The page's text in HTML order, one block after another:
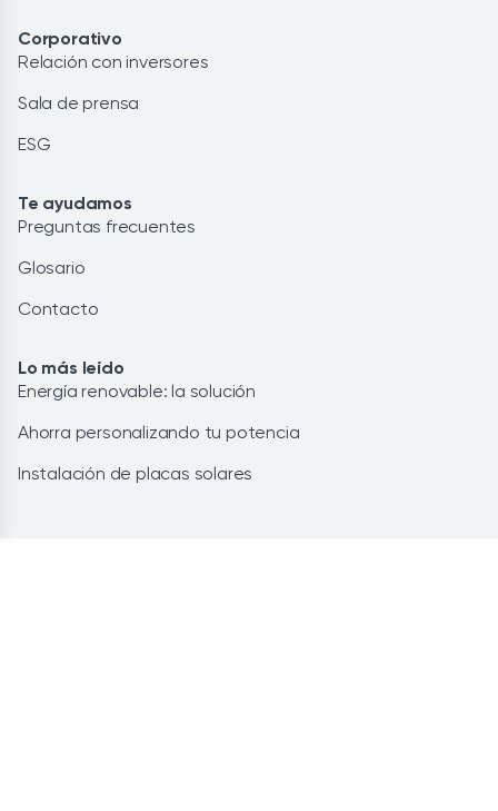
Corporativo
Relación con inversores
Sala de prensa
ESG
Te ayudamos
Preguntas frecuentes
Glosario
Contacto
Lo más leído
Energía renovable: la solución
Ahorra personalizando tu potencia
Instalación de placas solares